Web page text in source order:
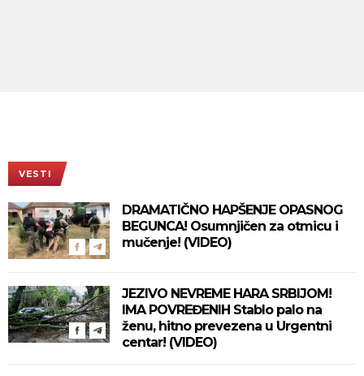
VESTI
DRAMATIČNO HAPŠENJE OPASNOG
BEGUNCA! Osumnjičen za otmicu i
mučenje! (VIDEO)
JEZIVO NEVREME HARA SRBIJOM!
IMA POVREĐENIH Stablo palo na
ženu, hitno prevezena u Urgentni
centar! (VIDEO)